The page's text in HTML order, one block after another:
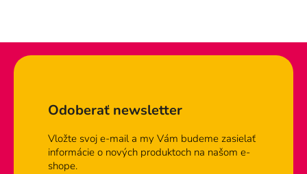
Odoberať newsletter
Vložte svoj e-mail a my Vám budeme zasielať
informácie o nových produktoch na našom e-
shope.